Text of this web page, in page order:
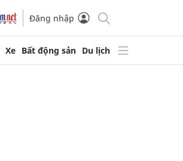
Đăng nhập
Xe Bất động sản Du lịch